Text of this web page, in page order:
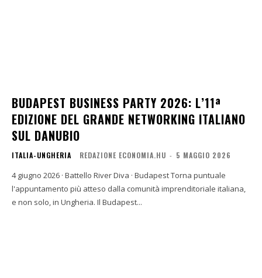
BUDAPEST BUSINESS PARTY 2026: L’11ª
EDIZIONE DEL GRANDE NETWORKING ITALIANO
SUL DANUBIO
ITALIA-UNGHERIA REDAZIONE ECONOMIA.HU - 5 MAGGIO 2026
4 giugno 2026 · Battello River Diva · Budapest Torna puntuale
l'appuntamento più atteso dalla comunità imprenditoriale italiana,
e non solo, in Ungheria. Il Budapest...